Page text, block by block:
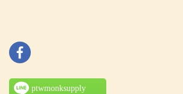
ptwmonksupply